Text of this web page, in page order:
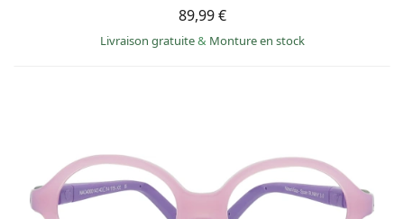
89,99 €
Livraison gratuite& Monture en stock